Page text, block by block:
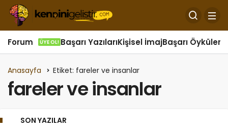
Forum ÜYE OL! Başarı YazılarıKişisel İmajBaşarı Öyküleri
Anasayfa Etiket: fareler ve insanlar
fareler ve insanlar
SON YAZILAR